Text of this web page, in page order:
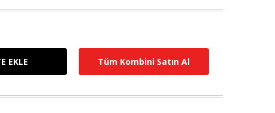
Tüm Kombini Satın Al